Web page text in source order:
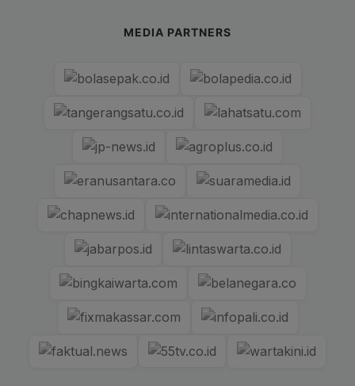
MEDIA PARTNERS